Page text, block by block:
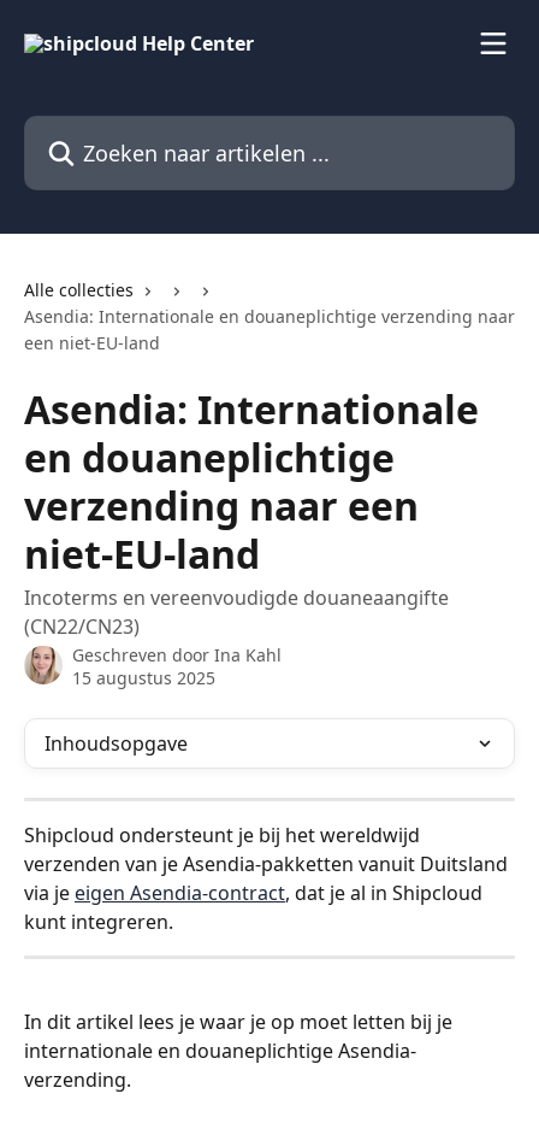
Zoeken naar artikelen ...
Alle collecties
Asendia: Internationale en douaneplichtige verzending naar
een niet-EU-land
Asendia: Internationale
en douaneplichtige
verzending naar een
niet-EU-land
Incoterms en vereenvoudigde douaneaangifte
(CN22/CN23)
Geschreven door Ina Kahl
15 augustus 2025
Inhoudsopgave
Shipcloud ondersteunt je bij het wereldwijd
verzenden van je Asendia-pakketten vanuit Duitsland
via je eigen Asendia-contract, dat je al in Shipcloud
kunt integreren.
In dit artikel lees je waar je op moet letten bij je
internationale en douaneplichtige Asendia-
verzending.